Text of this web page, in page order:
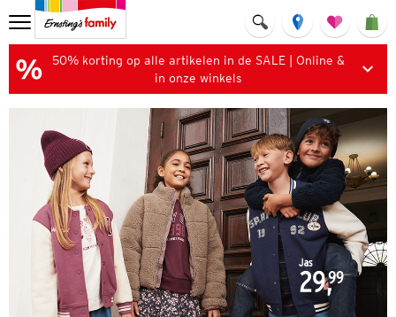
50% korting op alle artikelen in de SALE | Online &
in onze winkels